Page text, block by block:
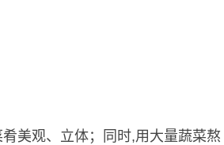
美观、立体；同时,用大量蔬菜熬